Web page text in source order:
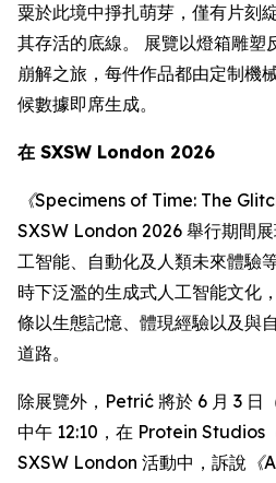
粟於此境中掙扎萌芽，僅有片刻
其存活的底線。 展覽以燈箱雕塑
崩解之旅，每件作品都由定制機
候數據即席生成。
在 SXSW London 2026
《Specimens of Time: The
SXSW London 2026 舉行期間
工智能、自動化及人類未來體驗
時下泛濫的生成式人工智能文化
條以生態記憶、體現經驗以及與
道路。
除展覽外，Petrić 將於 6 月 3 日
中午 12:10，在 Protein Studios
SXSW London 活動中，訴說